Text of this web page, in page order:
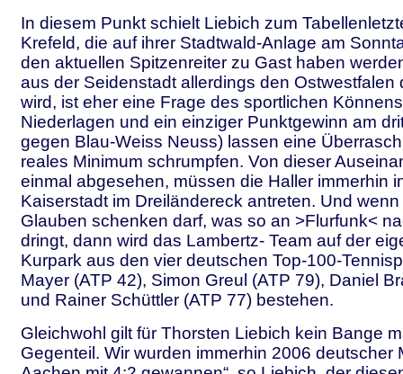
In diesem Punkt schielt Liebich zum
Krefeld, die auf ihrer Stadtwald-Anlage am
den aktuellen Spitzenreiter zu Gast haben
aus der Seidenstadt allerdings den Ostwestfalen
wird, ist eher eine Frage des sportlichen
Niederlagen und ein einziger Punktgewinn am
gegen Blau-Weiss Neuss) lassen eine
reales Minimum schrumpfen. Von dieser
einmal abgesehen, müssen die Haller immerhin
Kaiserstadt im Dreiländereck antreten. Und
Glauben schenken darf, was so an >Flurfunk<
dringt, dann wird das Lambertz- Team auf der
Kurpark aus den vier deutschen Top-100-
Mayer (ATP 42), Simon Greul (ATP 79), Daniel
und Rainer Schüttler (ATP 77) bestehen.
Gleichwohl gilt für Thorsten Liebich kein Bange
Gegenteil. Wir wurden immerhin 2006 deutscher